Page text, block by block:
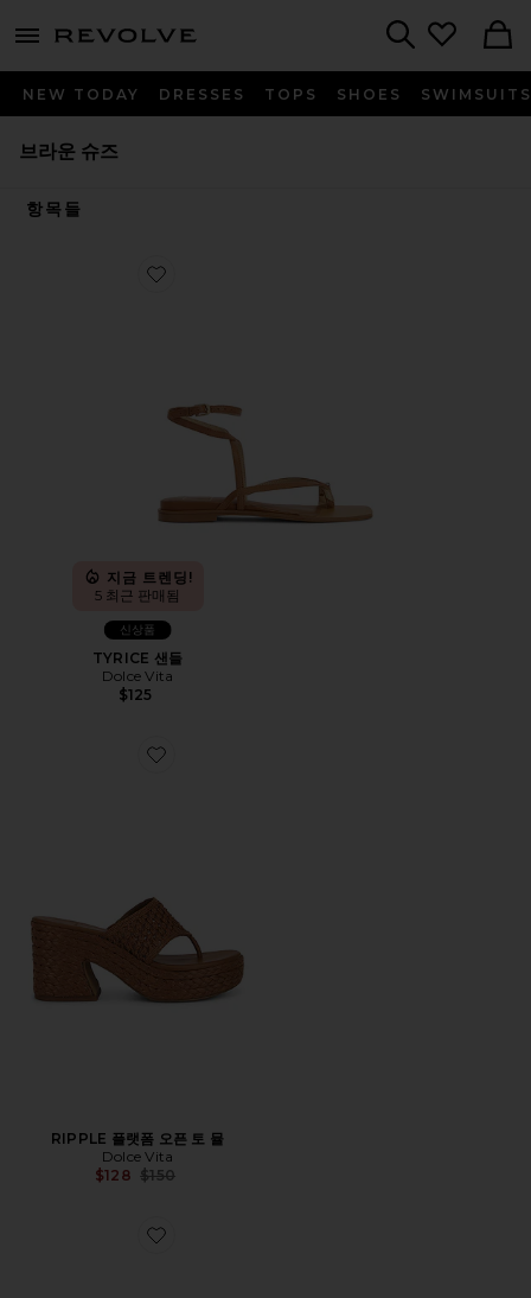
menu - shows more content
NEW TODAY DRESSES TOPS SHOES SWIMSUITS
브라운 슈즈
항목들
Favorite TYRICE 샌들
지금 트렌딩!
5 최근 판매됨
신상품
TYRICE 샌들
Dolce Vita
$125
Favorite RIPPLE 플랫폼 오픈 토 뮬
RIPPLE 플랫폼 오픈 토 뮬
Dolce Vita
$128 Previous price:
$150
Favorite LENEX 쪼리 샌들